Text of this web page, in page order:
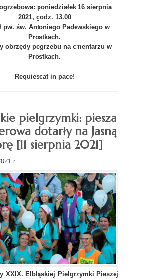
poniedziałek 16 sierpnia
2021, godz. 13.00
pw. św. Antoniego Padewskiego w
Prostkach.
obrzędy pogrzebu na cmentarzu w
Prostkach.
Requiescat in pace!
pielgrzymki: piesza
dotarły na Jasną
[11 sierpnia 2021]
r.
XXIX. Elbląskiej Pielgrzymki Pieszej